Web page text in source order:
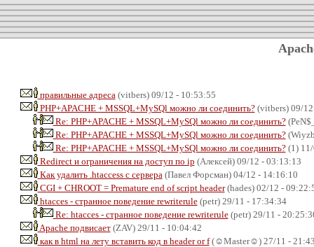
правильные адреса (vitbers) 09/12 - 10:53:55
PHP+APACHE + MSSQL+MySQl можно ли соединить?(vitbers) 09/
Re: PHP+APACHE + MSSQL+MySQl можно ли соединить?
Re: PHP+APACHE + MSSQL+MySQl можно ли соединить?
Re: PHP+APACHE + MSSQL+MySQl можно ли соединить?(1) 11/
Redirect и ограничения на доступ по ip (Алексей) 09/12 - 03:13:13
Как удалить .htaccess с сервера (Павел Форсман) 04/12 - 14:16:10
CGI + CHROOT = Premature end of script header(hades) 02/12 -
htacces - странное поведение rewriterule(petr) 29/11 - 17:34:34
Re: htacces - странное поведение rewriterule(petr) 29/11 -
Apache подвисает(ZAV) 29/11 - 10:04:42
как в html на лету вставить код в header or f(☺Master☺) 27/11 -